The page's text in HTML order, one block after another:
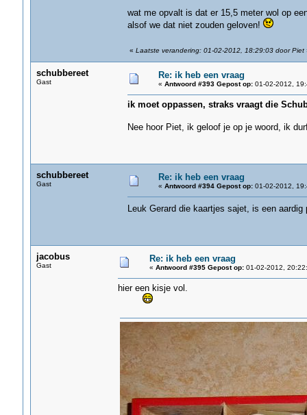
wat me opvalt is dat er 15,5 meter wol op
alsof we dat niet zouden geloven!
« Laatste verandering: 01-02-2012, 18:29:03 door Piet
schubbereet
Gast
Re: ik heb een vraag
« Antwoord #393 Gepost op:01-02-2012,
ik moet oppassen, straks vraagt die
Nee hoor Piet, ik geloof je op je woord, ik
schubbereet
Gast
Re: ik heb een vraag
« Antwoord #394 Gepost op:01-02-2012,
Leuk Gerard die kaartjes sajet, is een
jacobus
Gast
Re: ik heb een vraag
« Antwoord #395 Gepost op:01-02-2012,
hier een kisje vol.